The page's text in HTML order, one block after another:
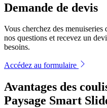
Demande de devis
Vous cherchez des
nos questions et recevez un
besoins.
Accédez au formulaire
Avantages des
Paysage Smart